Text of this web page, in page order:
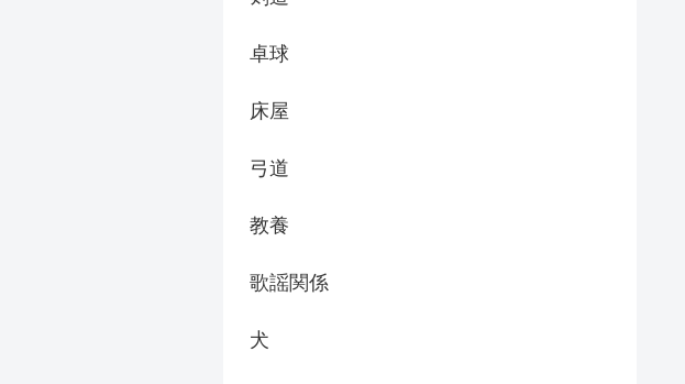
卓球
床屋
弓道
教養
歌謡関係
犬